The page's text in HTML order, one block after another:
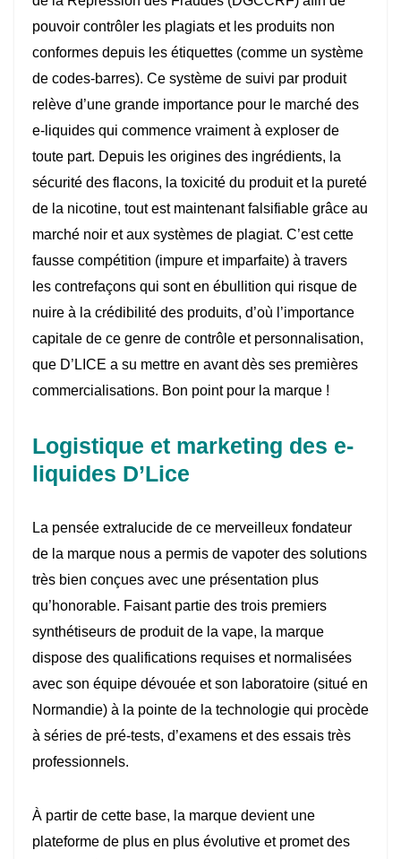
pouvoir contrôler les plagiats et les produits non
conformes depuis les étiquettes (comme un système
de codes-barres). Ce système de suivi par produit
relève d’une grande importance pour le marché des
e-liquides qui commence vraiment à exploser de
toute part. Depuis les origines des ingrédients, la
sécurité des flacons, la toxicité du produit et la pureté
de la nicotine, tout est maintenant falsifiable grâce au
marché noir et aux systèmes de plagiat. C’est cette
fausse compétition (impure et imparfaite) à travers
les contrefaçons qui sont en ébullition qui risque de
nuire à la crédibilité des produits, d’où l’importance
capitale de ce genre de contrôle et personnalisation,
que D’LICE a su mettre en avant dès ses premières
commercialisations. Bon point pour la marque !
Logistique et marketing des e-
liquides D’Lice
La pensée extralucide de ce merveilleux fondateur
de la marque nous a permis de vapoter des solutions
très bien conçues avec une présentation plus
qu’honorable. Faisant partie des trois premiers
synthétiseurs de produit de la vape, la marque
dispose des qualifications requises et normalisées
avec son équipe dévouée et son laboratoire (situé en
Normandie) à la pointe de la technologie qui procède
à séries de pré-tests, d’examens et des essais très
professionnels.
À partir de cette base, la marque devient une
plateforme de plus en plus évolutive et promet des